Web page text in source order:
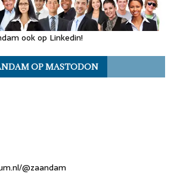
ook op Linkedin!
OP MASTODON
@zaandam